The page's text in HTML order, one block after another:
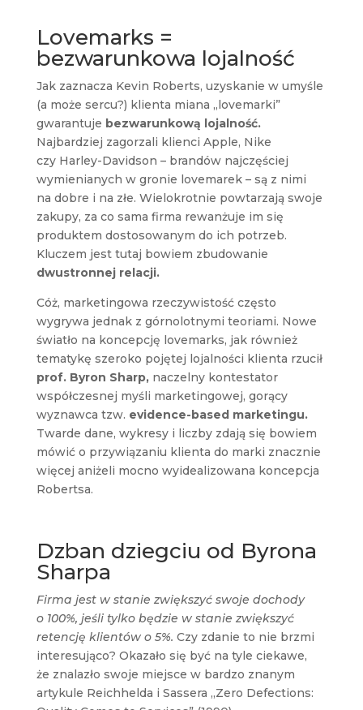
Lovemarks =
bezwarunkowa lojalność
Jak zaznacza Kevin Roberts, uzyskanie w umyśle
(a może sercu?) klienta miana „lovemarki”
gwarantuje bezwarunkową lojalność.
Najbardziej zagorzali klienci Apple, Nike
czy Harley-Davidson – brandów najczęściej
wymienianych w gronie lovemarek – są z nimi
na dobre i na złe. Wielokrotnie powtarzają swoje
zakupy, za co sama firma rewanżuje im się
produktem dostosowanym do ich potrzeb.
Kluczem jest tutaj bowiem zbudowanie
dwustronnej relacji.
Cóż, marketingowa rzeczywistość często
wygrywa jednak z górnolotnymi teoriami. Nowe
światło na koncepcję lovemarks, jak również
tematykę szeroko pojętej lojalności klienta rzucił
prof. Byron Sharp,naczelny kontestator
współczesnej myśli marketingowej, gorący
wyznawca tzw. evidence-based marketingu.
Twarde dane, wykresy i liczby zdają się bowiem
mówić o przywiązaniu klienta do marki znacznie
więcej aniżeli mocno wyidealizowana koncepcja
Robertsa.
Dzban dziegciu od Byrona
Sharpa
Firma jest w stanie zwiększyć swoje dochody
o 100%, jeśli tylko będzie w stanie zwiększyć
retencję klientów o 5%. Czy zdanie to nie brzmi
interesująco? Okazało się być na tyle ciekawe,
że znalazło swoje miejsce w bardzo znanym
artykule Reichhelda i Sassera „Zero Defections: